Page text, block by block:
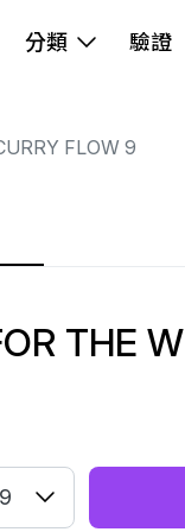
分類 驗證
FLOW 9
THE W